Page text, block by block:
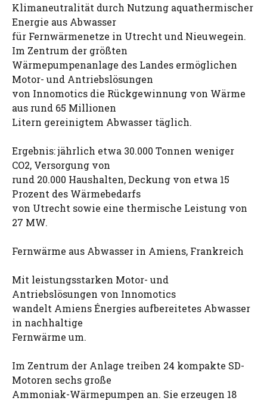
Klimaneutralität durch Nutzung aquathermischer
Energie aus Abwasser
für Fernwärmenetze in Utrecht und Nieuwegein.
Im Zentrum der größten
Wärmepumpenanlage des Landes ermöglichen
Motor- und Antriebslösungen
von Innomotics die Rückgewinnung von Wärme
aus rund 65 Millionen
Litern gereinigtem Abwasser täglich.
Ergebnis: jährlich etwa 30.000 Tonnen weniger
CO2, Versorgung von
rund 20.000 Haushalten, Deckung von etwa 15
Prozent des Wärmebedarfs
von Utrecht sowie eine thermische Leistung von
27 MW.
Fernwärme aus Abwasser in Amiens, Frankreich
Mit leistungsstarken Motor- und
Antriebslösungen von Innomotics
wandelt Amiens Énergies aufbereitetes Abwasser
in nachhaltige
Fernwärme um.
Im Zentrum der Anlage treiben 24 kompakte SD-
Motoren sechs große
Ammoniak-Wärmepumpen an. Sie erzeugen 18